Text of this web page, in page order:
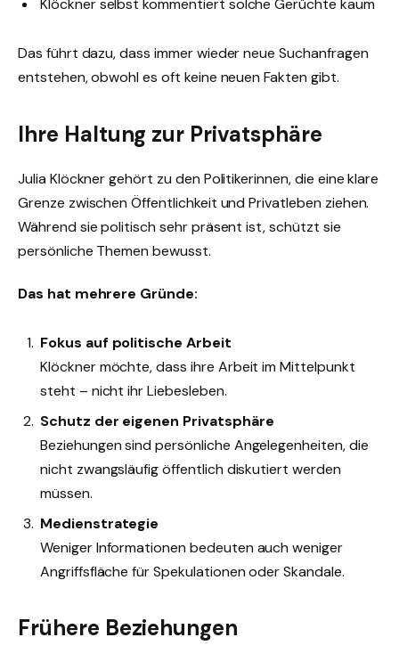
Klöckner selbst kommentiert solche Gerüchte kaum
Das führt dazu, dass immer wieder neue Suchanfragen
entstehen, obwohl es oft keine neuen Fakten gibt.
Ihre Haltung zur Privatsphäre
Julia Klöckner gehört zu den Politikerinnen, die eine klare
Grenze zwischen Öffentlichkeit und Privatleben ziehen.
Während sie politisch sehr präsent ist, schützt sie
persönliche Themen bewusst.
Das hat mehrere Gründe:
Fokus auf politische Arbeit
Klöckner möchte, dass ihre Arbeit im Mittelpunkt
steht – nicht ihr Liebesleben.
Schutz der eigenen Privatsphäre
Beziehungen sind persönliche Angelegenheiten, die
nicht zwangsläufig öffentlich diskutiert werden
müssen.
Medienstrategie
Weniger Informationen bedeuten auch weniger
Angriffsfläche für Spekulationen oder Skandale.
Frühere Beziehungen